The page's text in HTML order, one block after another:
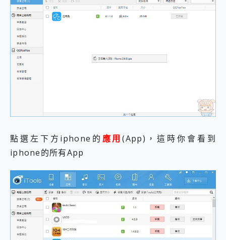
點選左下方iphone的 應用(App)，這時你會看到
iphone的所有App